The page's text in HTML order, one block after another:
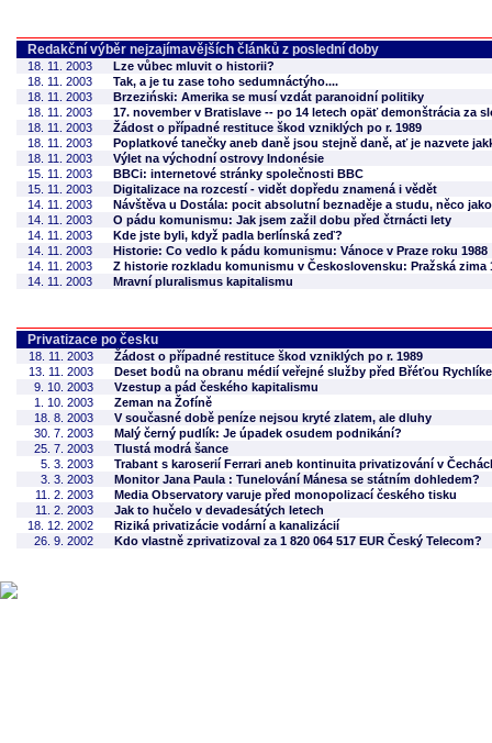
Redakční výběr nejzajímavějších článků z poslední doby
18. 11. 2003
Lze vůbec mluvit o historii?
18. 11. 2003
Tak, a je tu zase toho sedumnáctýho....
18. 11. 2003
Brzeziński: Amerika se musí vzdát paranoidní politiky
18. 11. 2003
17. november v Bratislave -- po 14 letech opäť demonštrácia za
18. 11. 2003
Žádost o případné restituce škod vzniklých po r. 1989
18. 11. 2003
Poplatkové tanečky aneb daně jsou stejně daně, ať je nazvete
18. 11. 2003
Výlet na východní ostrovy Indonésie
15. 11. 2003
BBCi: internetové stránky společnosti BBC
15. 11. 2003
Digitalizace na rozcestí - vidět dopředu znamená i vědět
14. 11. 2003
Návštěva u Dostála: pocit absolutní beznaděje a studu, něco
14. 11. 2003
O pádu komunismu: Jak jsem zažil dobu před čtrnácti lety
14. 11. 2003
Kde jste byli, když padla berlínská zeď?
14. 11. 2003
Historie: Co vedlo k pádu komunismu: Vánoce v Praze roku 1988
14. 11. 2003
Z historie rozkladu komunismu v Československu: Pražská zima
14. 11. 2003
Mravní pluralismus kapitalismu
Privatizace po česku
18. 11. 2003
Žádost o případné restituce škod vzniklých po r. 1989
13. 11. 2003
Deset bodů na obranu médií veřejné služby před Břéťou
9. 10. 2003
Vzestup a pád českého kapitalismu
1. 10. 2003
Zeman na Žofíně
18. 8. 2003
V současné době peníze nejsou kryté zlatem, ale dluhy
30. 7. 2003
Malý černý pudlík: Je úpadek osudem podnikání?
25. 7. 2003
Tlustá modrá šance
5. 3. 2003
Trabant s karoserií Ferrari aneb kontinuita privatizování v
3. 3. 2003
Monitor Jana Paula : Tunelování Mánesa se státním dohledem?
11. 2. 2003
Media Observatory varuje před monopolizací českého tisku
11. 2. 2003
Jak to hučelo v devadesátých letech
18. 12. 2002
Riziká privatizácie vodární a kanalizácií
26. 9. 2002
Kdo vlastně zprivatizoval za 1 820 064 517 EUR Český Telecom?